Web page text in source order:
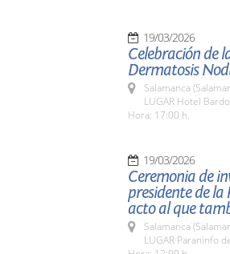
19/03/2026
Celebración de
Dermatosis
Salamanca
LUGAR Hotel
Hora: 17:00 h.
19/03/2026
Ceremonia de
presidente de
acto al que
Salamanca
LUGAR Paraninfo